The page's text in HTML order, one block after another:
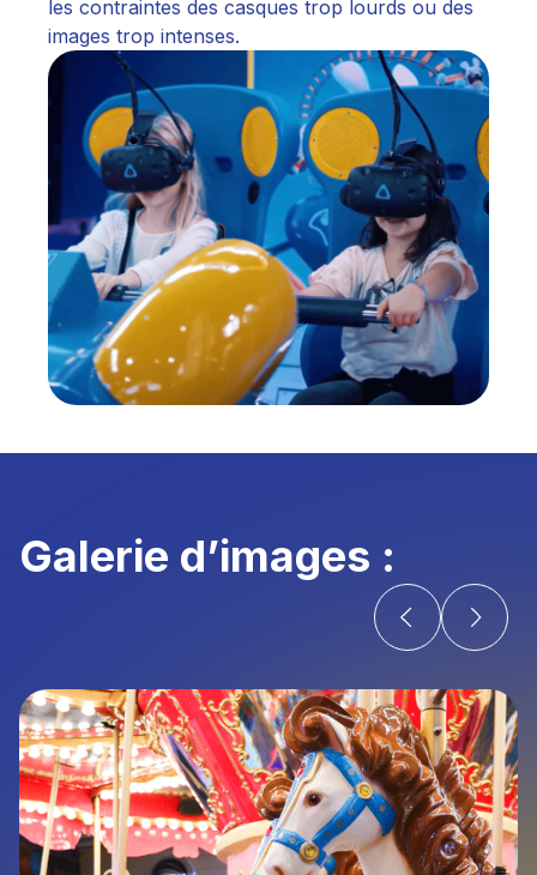
les contraintes des casques trop lourds ou des
images trop intenses.
Galerie d’images :